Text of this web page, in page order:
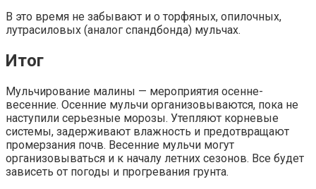
В это время не забывают и о торфяных, опилочных,
лутрасиловых (аналог спандбонда) мульчах.
Итог
Мульчирование малины — мероприятия осенне-
весенние. Осенние мульчи организовываются, пока не
наступили серьезные морозы. Утепляют корневые
системы, задерживают влажность и предотвращают
промерзания почв. Весенние мульчи могут
организовываться и к началу летних сезонов. Все будет
зависеть от погоды и прогревания грунта.